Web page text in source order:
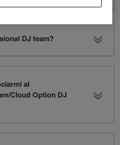
DJ team?
al
Cloud Option DJ